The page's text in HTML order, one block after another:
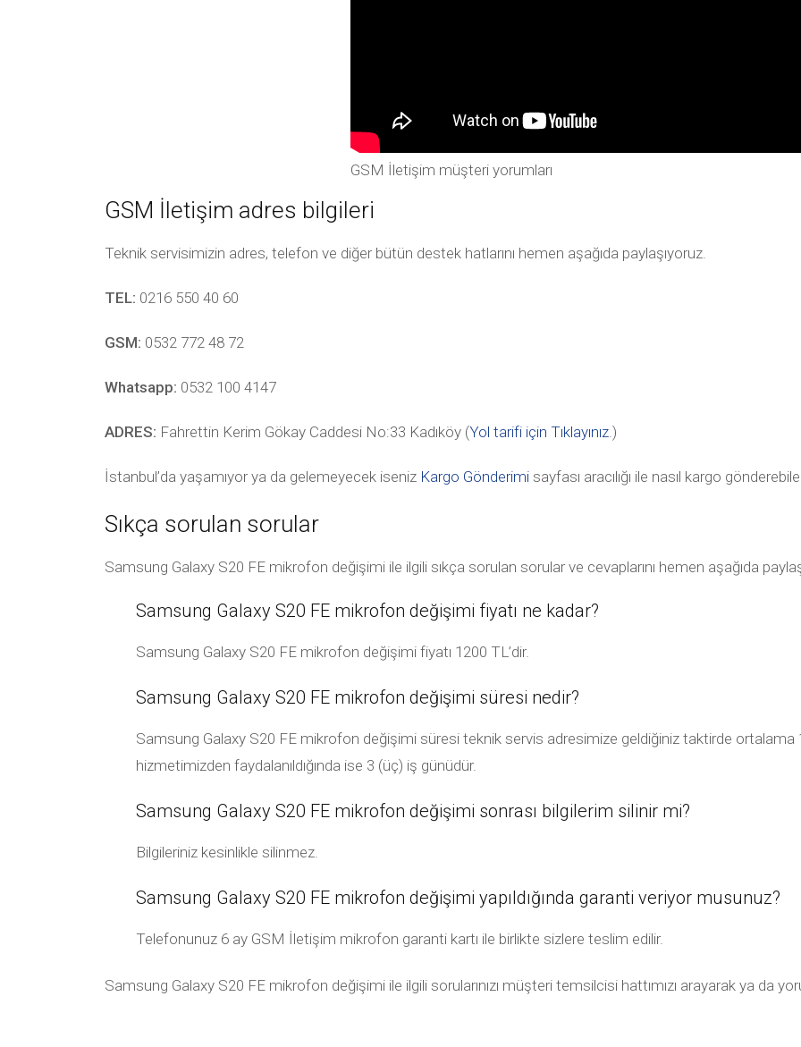
GSM İletişim müşteri yorumları
GSM İletişim adres bilgileri
Teknik servisimizin adres, telefon ve diğer bütün destek hatlarını hemen aşağıda paylaşıyoruz.
TEL: 0216 550 40 60
GSM: 0532 772 48 72
Whatsapp: 0532 100 4147
ADRES: Fahrettin Kerim Gökay Caddesi No:33 Kadıköy (Yol tarifi için Tıklayınız.)
İstanbul’da yaşamıyor ya da gelemeyecek iseniz Kargo Gönderimi sayfası aracılığı ile nasıl kargo
Sıkça sorulan sorular
Samsung Galaxy S20 FE mikrofon değişimi ile ilgili sıkça sorulan sorular ve cevaplarını hemen aşağıda
Samsung Galaxy S20 FE mikrofon değişimi fiyatı ne kadar?
Samsung Galaxy S20 FE mikrofon değişimi fiyatı 1200 TL’dir.
Samsung Galaxy S20 FE mikrofon değişimi süresi nedir?
Samsung Galaxy S20 FE mikrofon değişimi süresi teknik servis adresimize geldiğiniz taktirde ortalama
hizmetimizden faydalanıldığında ise 3 (üç) iş günüdür.
Samsung Galaxy S20 FE mikrofon değişimi sonrası bilgilerim silinir mi?
Bilgileriniz kesinlikle silinmez.
Samsung Galaxy S20 FE mikrofon değişimi yapıldığında garanti veriyor musunuz?
Telefonunuz 6 ay GSM İletişim mikrofon garanti kartı ile birlikte sizlere teslim edilir.
Samsung Galaxy S20 FE mikrofon değişimi ile ilgili sorularınızı müşteri temsilcisi hattımızı arayarak ya da